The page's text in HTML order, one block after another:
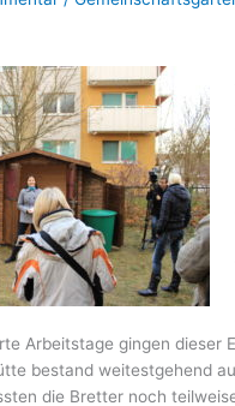
Arbeitstage gingen dieser
bestand weitestgehend
die Bretter noch